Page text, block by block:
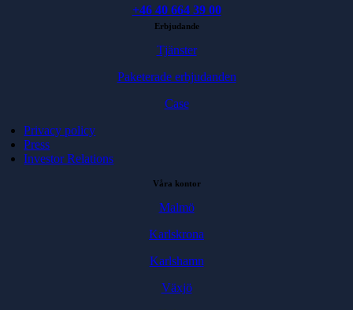
+46 40 664 39 00
Erbjudande
Tjänster
Paketerade erbjudanden
Case
Privacy policy
Press
Investor Relations
Våra kontor
Malmö
Karlskrona
Karlshamn
Växjö